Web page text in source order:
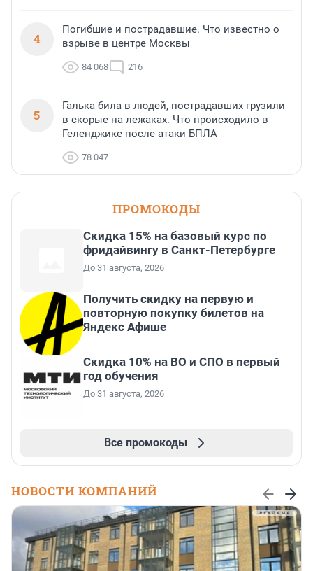
4
Погибшие и пострадавшие. Что известно о
взрыве в центре Москвы
84 068 216
5
Галька била в людей, пострадавших грузили
в скорые на лежаках. Что происходило в
Геленджике после атаки БПЛА
78 047
ПРОМОКОДЫ
Скидка 15% на базовый курс по
фридайвингу в Санкт-Петербурге
До 31 августа, 2026
Получить скидку на первую и
повторную покупку билетов на
Яндекс Афише
Скидка 10% на ВО и СПО в первый
год обучения
До 31 августа, 2026
Все промокоды
НОВОСТИ КОМПАНИЙ